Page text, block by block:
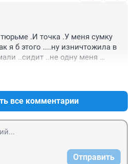
.И точка .У меня сумку
я б этого ....ну изничтожила в
..сидит ..не одну меня
?
все комментарии
Отправить